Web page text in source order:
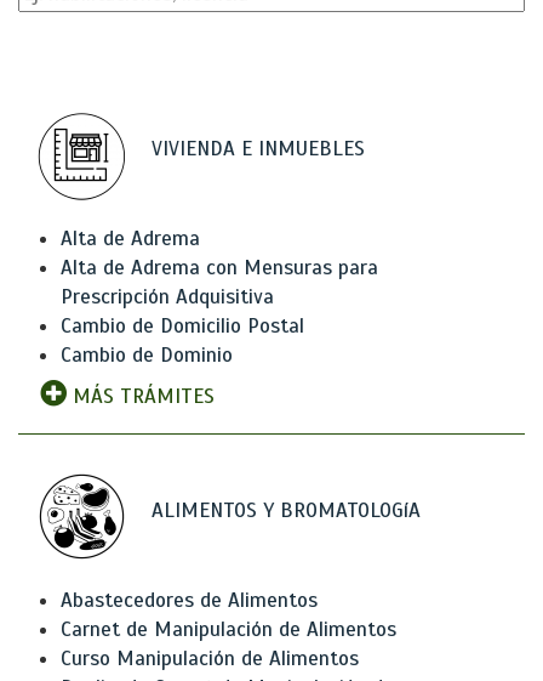
VIVIENDA E INMUEBLES
Alta de Adrema
Alta de Adrema con Mensuras para
Prescripción Adquisitiva
Cambio de Domicilio Postal
Cambio de Dominio
MÁS TRÁMITES
ALIMENTOS Y BROMATOLOGíA
Abastecedores de Alimentos
Carnet de Manipulación de Alimentos
Curso Manipulación de Alimentos